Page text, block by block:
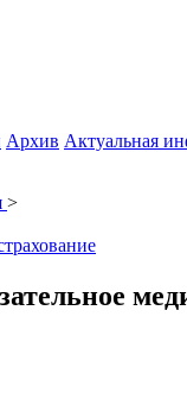
Архив Актуальная
>